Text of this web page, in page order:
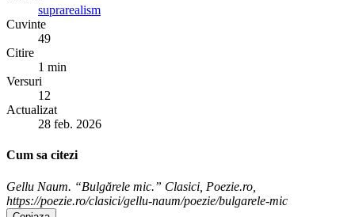
suprarealism
Cuvinte
49
Citire
1 min
Versuri
12
Actualizat
28 feb. 2026
Cum sa citezi
Gellu Naum. “Bulgărele mic.” Clasici, Poezie.ro,
https://poezie.ro/clasici/gellu-naum/poezie/bulgarele-mic